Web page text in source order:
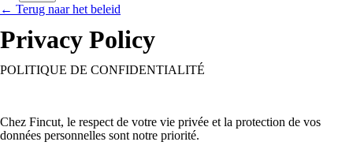
← Terug naar het beleid
Privacy Policy
POLITIQUE DE CONFIDENTIALITÉ
Chez Fincut, le respect de votre vie privée et la protection de vos
données personnelles sont notre priorité.